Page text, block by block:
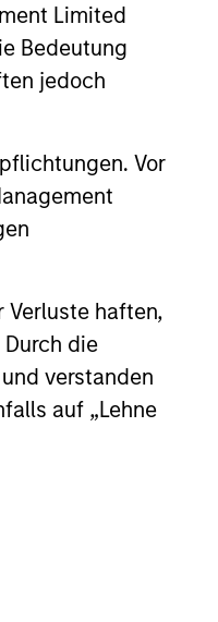
Limited
Bedeutung
jedoch
Vor
Verluste haften,
die
verstanden
auf „Lehne